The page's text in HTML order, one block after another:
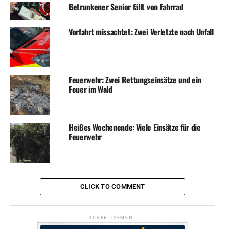
DON'T MISS
Wetteraner Schülerin ist Landes-Beste in „englisch“
Betrunkener Senior fällt von Fahrrad
Vorfahrt missachtet: Zwei Verletzte nach Unfall
Feuerwehr: Zwei Rettungseinsätze und ein
Feuer im Wald
Heißes Wochenende: Viele Einsätze für die
Feuerwehr
CLICK TO COMMENT
ADVERTISEMENT